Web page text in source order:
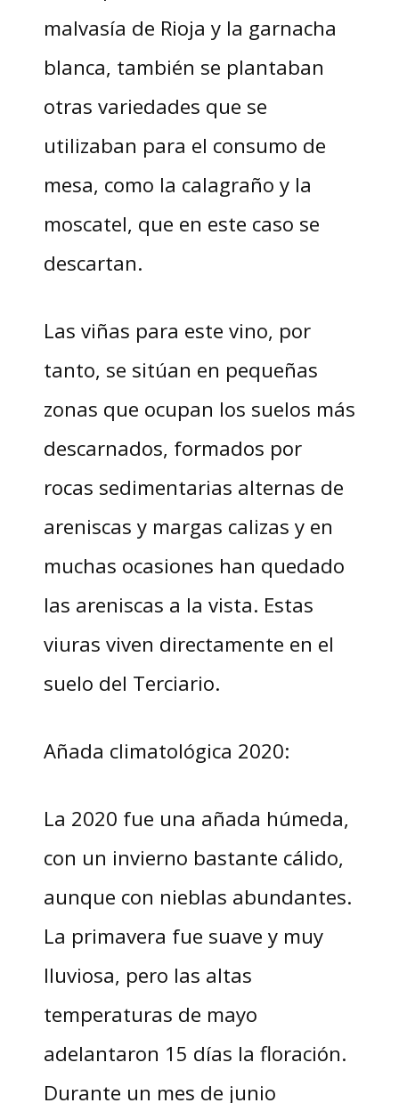
malvasía de Rioja y la garnacha
blanca, también se plantaban
otras variedades que se
utilizaban para el consumo de
mesa, como la calagraño y la
moscatel, que en este caso se
descartan.
Las viñas para este vino, por
tanto, se sitúan en pequeñas
zonas que ocupan los suelos más
descarnados, formados por
rocas sedimentarias alternas de
areniscas y margas calizas y en
muchas ocasiones han quedado
las areniscas a la vista. Estas
viuras viven directamente en el
suelo del Terciario.
Añada climatológica 2020:
La 2020 fue una añada húmeda,
con un invierno bastante cálido,
aunque con nieblas abundantes.
La primavera fue suave y muy
lluviosa, pero las altas
temperaturas de mayo
adelantaron 15 días la floración.
Durante un mes de junio